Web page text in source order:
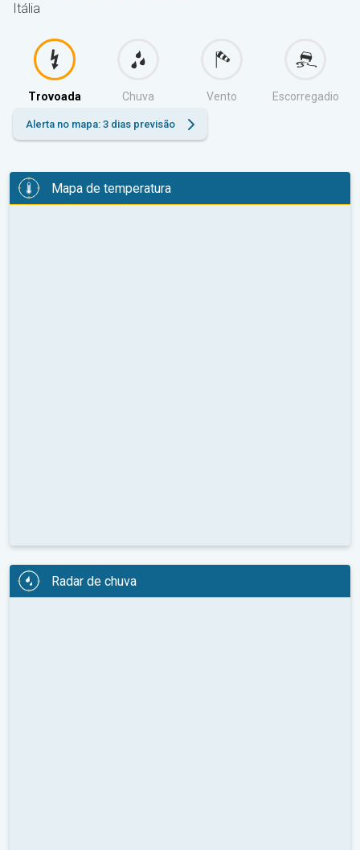
Itália
Trovoada Chuva Vento Escorregadio
Alerta no mapa: 3 dias previsão
Mapa de temperatura
Radar de chuva